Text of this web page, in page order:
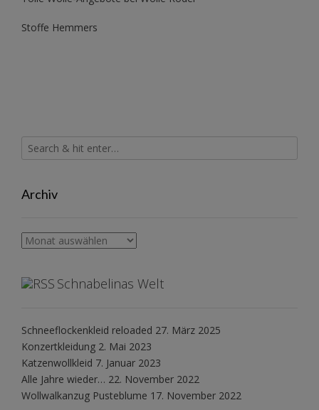
Stoffe Hemmers
Archiv
Archiv
Schnabelinas Welt
Schneeflockenkleid reloaded 27. März 2025
Konzertkleidung 2. Mai 2023
Katzenwollkleid 7. Januar 2023
Alle Jahre wieder… 22. November 2022
Wollwalkanzug Pusteblume 17. November 2022